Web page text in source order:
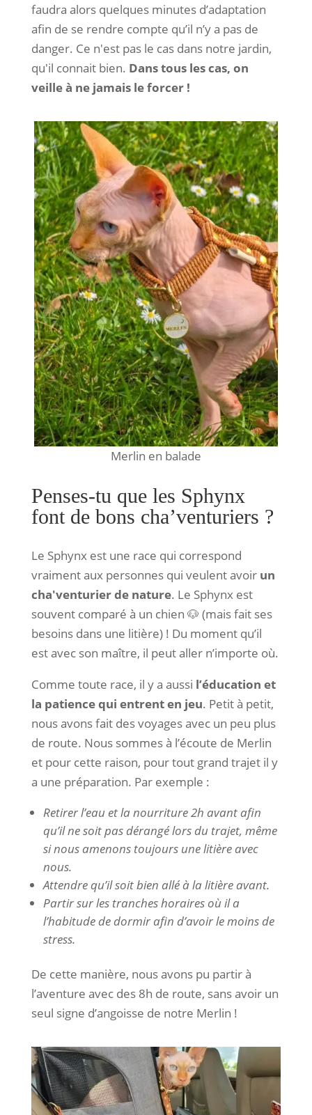
faudra alors quelques minutes d’adaptation
afin de se rendre compte qu’il n’y a pas de
danger. Ce n'est pas le cas dans notre jardin,
qu'il connait bien. Dans tous les cas, on
veille à ne jamais le forcer !
Merlin en balade
Penses-tu que les Sphynx
font de bons cha’venturiers ?
Le Sphynx est une race qui correspond
vraiment aux personnes qui veulent avoir un
cha'venturier de nature. Le Sphynx est
souvent comparé à un chien 🐶 (mais fait ses
besoins dans une litière) ! Du moment qu’il
est avec son maître, il peut aller n’importe où.
Comme toute race, il y a aussi l’éducation et
la patience qui entrent en jeu. Petit à petit,
nous avons fait des voyages avec un peu plus
de route. Nous sommes à l’écoute de Merlin
et pour cette raison, pour tout grand trajet il y
a une préparation. Par exemple :
Retirer l’eau et la nourriture 2h avant afin
qu’il ne soit pas dérangé lors du trajet, même
si nous amenons toujours une litière avec
nous.
Attendre qu’il soit bien allé à la litière avant.
Partir sur les tranches horaires où il a
l’habitude de dormir afin d’avoir le moins de
stress.
De cette manière, nous avons pu partir à
l’aventure avec des 8h de route, sans avoir un
seul signe d’angoisse de notre Merlin !